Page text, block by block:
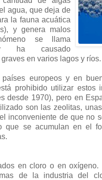
agua, que deja de
la fauna acuática
y genera malos
se llama
y ha causado
en varios lagos y ríos.
europeos y en
prohibido utilizar estos
desde 1970), pero en
son las zeolitas,
inconveniente de que no
que se acumulan en el
en cloro o en
de la industria del